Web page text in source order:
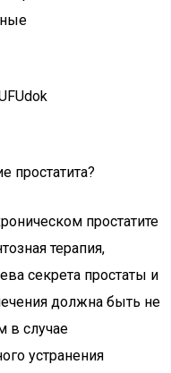
простатита?
простатите
терапия,
секрета простаты и
должна быть не
в случае
устранения